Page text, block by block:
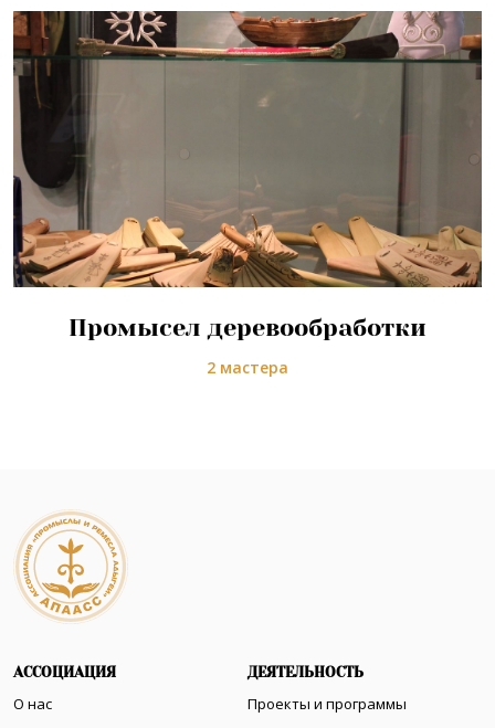
Промысел деревообработки
2 мастера
АССОЦИАЦИЯ
О нас
ДЕЯТЕЛЬНОСТЬ
Проекты и программы